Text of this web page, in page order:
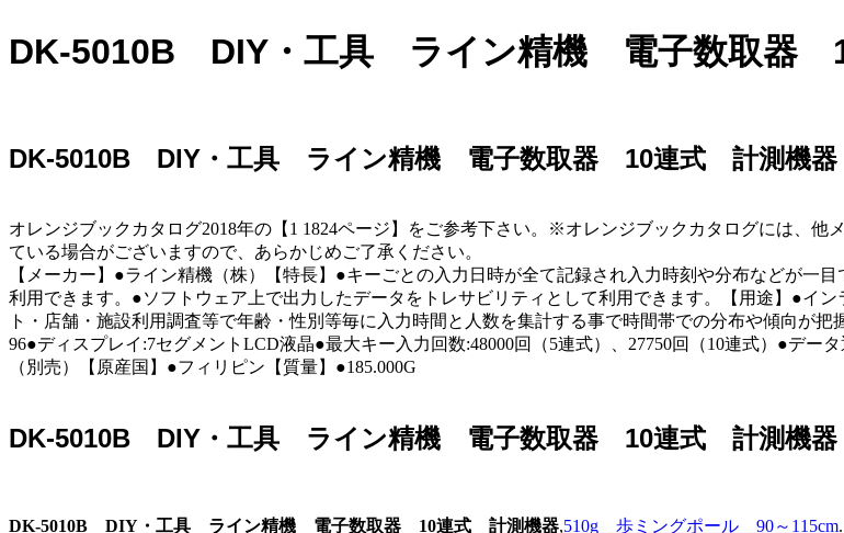
DK-5010B DIY・工具 ライン精機 電子数取器
DK-5010B DIY・工具 ライン精機 電子数取器 10連式 計測機器
オレンジブックカタログ2018年の【1 1824ページ】をご参考下さい。※オレンジブックカタログには、
ている場合がございますので、あらかじめご了承ください。
【メーカー】●ライン精機（株）【特長】●キーごとの入力日時が全て記録され入力時刻や分布などが一
利用できます。●ソフトウェア上で出力したデータをトレサビリティとして利用できます。【用途】●イ
ト・店舗・施設利用調査等で年齢・性別等毎に入力時間と人数を集計する事で時間帯での分布や傾向が把
96●ディスプレイ:7セグメントLCD液晶●最大キー入力回数:48000回（5連式）、27750回（10連式）●デー
（別売）【原産国】●フィリピン【質量】●185.000G
DK-5010B DIY・工具 ライン精機 電子数取器 10連式 計測機器
DK-5010B DIY・工具 ライン精機 電子数取器 10連式 計測機器,510g 歩ミングポール 90～115cm